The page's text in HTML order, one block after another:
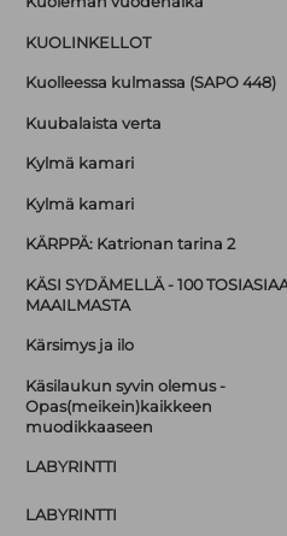
KUOLINKELLOT
Kuolleessa kulmassa (SAPO 448)
Kuubalaista verta
Kylmä kamari
Kylmä kamari
KÄRPPÄ: Katrionan tarina 2
KÄSI SYDÄMELLÄ - 100
MAAILMASTA
Kärsimys ja ilo
Käsilaukun syvin olemus -
Opas(meikein)kaikkeen
muodikkaaseen
LABYRINTTI
LABYRINTTI